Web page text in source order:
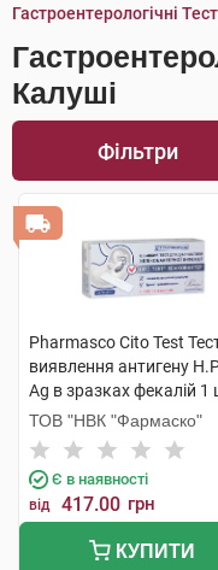
Гастроентерологічні
Калуші
Фільтри
Pharmasco Cito Test
виявлення антигену
Ag в зразках фекалій 1
ТОВ "НВК "Фармаско"
Є в наявності
від 417.00 грн
КУПИТИ